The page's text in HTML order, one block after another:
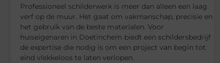
Professioneel schilderwerk is meer dan alleen een laag
verf op de muur. Het gaat om vakmanschap, precisie en
het gebruik van de beste materialen. Voor
huiseigenaren in Doetinchem biedt een schildersbedrijf
de expertise die nodig is om een project van begin tot
eind vlekkeloos te laten verlopen.